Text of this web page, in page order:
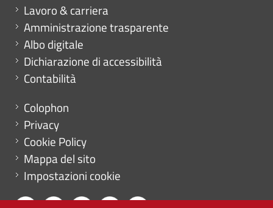
Mini menu di servizio
Lavoro & carriera
Amministrazione trasparente
Albo digitale
Dichiarazione di accessibilità
Contabilità
Menu footer
Colophon
Privacy
Cookie Policy
Mappa del sito
Impostazioni cookie